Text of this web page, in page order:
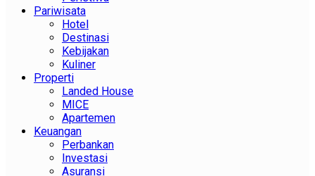
Pariwisata
Hotel
Destinasi
Kebijakan
Kuliner
Properti
Landed House
MICE
Apartemen
Keuangan
Perbankan
Investasi
Asuransi